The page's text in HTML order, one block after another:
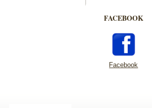
FACEBOOK
Facebook